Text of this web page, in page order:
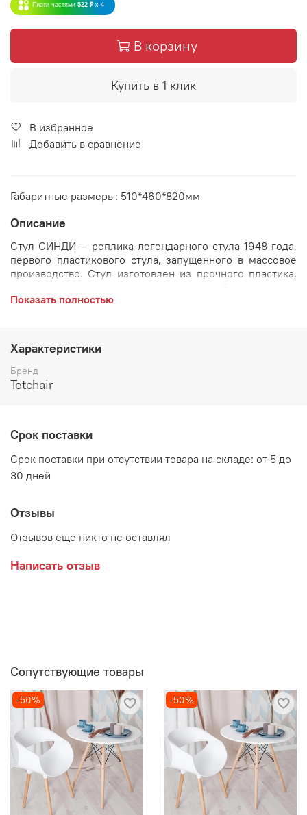
Плати частями 522 ₽ x 4
В корзину
Купить в 1 клик
В избранное
Добавить в сравнение
Габаритные размеры: 510*460*820мм
Описание
Стул СИНДИ ― реплика легендарного стула 1948 года,
первого пластикового стула, запущенного в массовое
производство. Стул изготовлен из прочного пластика,
перекладины, соединяющие их, делают стул
каждого помещения
Габаритные размеры:
Материал:
Показать полностью
Характеристики
Бренд
Tetchair
Срок поставки
Срок поставки при отсутствии товара на складе: от 5 до
30 дней
Отзывы
Отзывов еще никто не оставлял
Написать отзыв
Сопутствующие товары
-50% -50%